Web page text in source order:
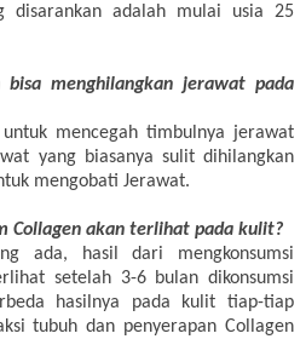
disarankan adalah mulai usia 25
bisa menghilangkan jerawat pada
mencegah timbulnya jerawat
yang biasanya sulit dihilangkan
mengobati Jerawat.
Collagen akan terlihat pada kulit?
ada, hasil dari mengkonsumsi
setelah 3-6 bulan dikonsumsi
hasilnya pada kulit tiap-tiap
tubuh dan penyerapan Collagen